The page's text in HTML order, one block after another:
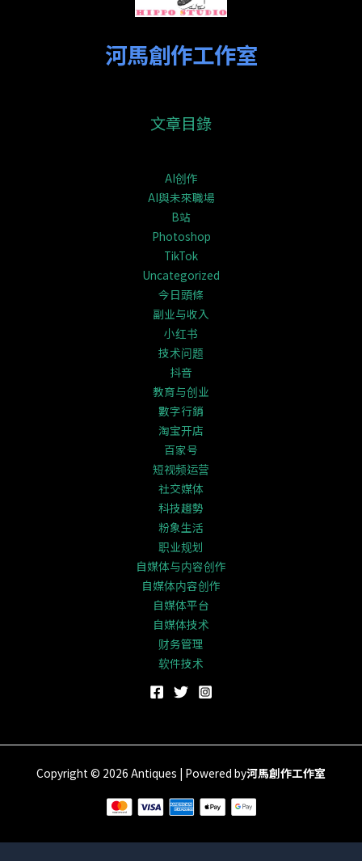
河馬創作工作室
文章目錄
AI创作
AI與未來職場
B站
Photoshop
TikTok
Uncategorized
今日頭條
副业与收入
小红书
技术问题
抖音
教育与创业
數字行銷
淘宝开店
百家号
短视频运营
社交媒体
科技趨勢
粉象生活
职业规划
自媒体与内容创作
自媒体内容创作
自媒体平台
自媒体技术
财务管理
软件技术
Copyright © 2026 Antiques | Powered by河馬創作工作室